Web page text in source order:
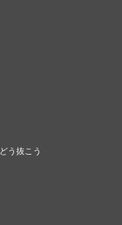
う抜こう